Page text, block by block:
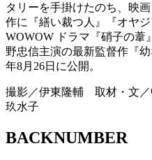
タリーを手掛けたのち、映
作に『繕い裁つ人』『オヤジ
WOWOW ドラマ『硝子の葦
野忠信主演の最新監督作『
年8月26日に公開。
撮影／伊東隆輔 取材・文
玖水子
BACKNUMBER